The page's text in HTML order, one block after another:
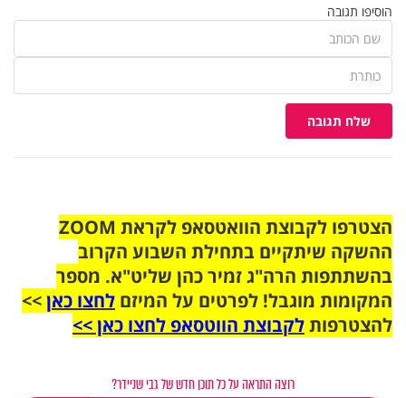
הוסיפו תגובה
שלח תגובה
הצטרפו לקבוצת הוואטסאפ לקראת ZOOM
ההשקה שיתקיים בתחילת השבוע הקרוב
בהשתתפות הרה"ג זמיר כהן שליט"א. מספר
המקומות מוגבל! לפרטים על המיזם לחצו כאן>>
להצטרפותלקבוצת הווטסאפ לחצו כאן >>
רוצה התראה על כל תוכן חדש של גבי שניידר?